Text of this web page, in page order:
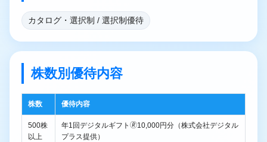
カタログ・選択制 / 選択制優待
株数別優待内容
株数 優待内容
500株
以上
年1回デジタルギフト🄬10,000円分（株式会社デジタル
プラス提供）